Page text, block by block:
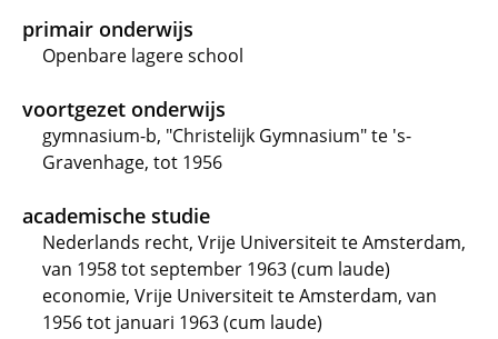
primair onderwijs
Openbare lagere school
voortgezet onderwijs
gymnasium-b, "Christelijk Gymnasium" te 's-
Gravenhage, tot 1956
academische studie
Nederlands recht, Vrije Universiteit te Amsterdam,
van 1958 tot september 1963 (cum laude)
economie, Vrije Universiteit te Amsterdam, van
1956 tot januari 1963 (cum laude)